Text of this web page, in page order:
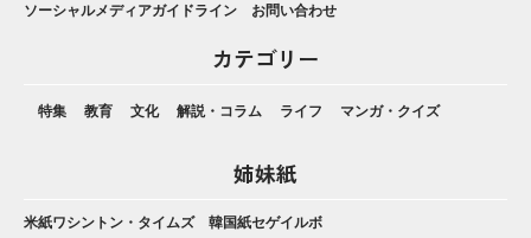
ソーシャルメディアガイドライン
お問い合わせ
カテゴリー
特集 教育 文化 解説・コラム ライフ マンガ・クイズ
姉妹紙
米紙ワシントン・タイムズ 韓国紙セゲイルボ